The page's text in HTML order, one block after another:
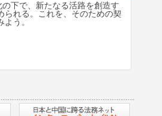
下で、新たなる活路を創造す
られる。これを、そのための契
う。